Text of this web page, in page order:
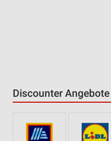
Discounter Angebote